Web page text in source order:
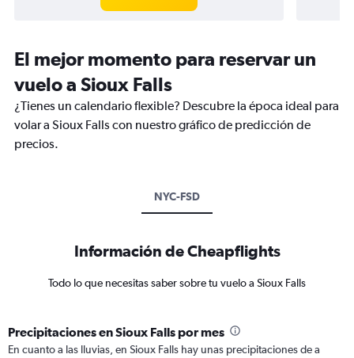
El mejor momento para reservar un
vuelo a Sioux Falls
¿Tienes un calendario flexible? Descubre la época ideal para
volar a Sioux Falls con nuestro gráfico de predicción de
precios.
NYC-FSD
Información de Cheapflights
Todo lo que necesitas saber sobre tu vuelo a Sioux Falls
Precipitaciones en Sioux Falls por mes
En cuanto a las lluvias, en Sioux Falls hay unas precipitaciones de a